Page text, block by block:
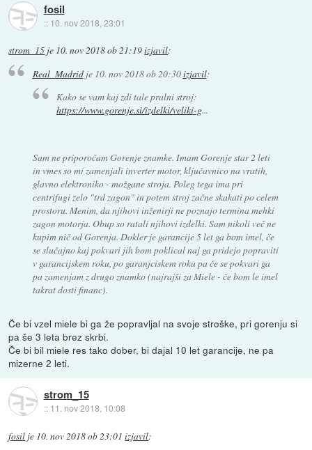
fosil
:: 10. nov 2018, 23:01
strom_15 je 10. nov 2018 ob 21:19izjavil:
Real_Madridje 10. nov 2018 ob 20:30izjavil:
Kako se vam kaj zdi tale pralni stroj:
https://www.gorenje.si/izdelki/veliki-g...
Sam ne priporočam Gorenje znamke. Imam Gorenje star 2 leti
in vmes so mi zamenjali inverter motor, ključavnico na vratih,
glavno elektroniko - možgane stroja. Poleg tega ima pri
centrifugi zelo "trd zagon" in potem stroj začne skakati po celem
prostoru. Menim, da njihovi inženirji ne poznajo termina mehki
zagon motorja. Obup so ratali njihovi izdelki. Sam nikoli več ne
kupim nič od Gorenja. Dokler je garancije 5 let ga bom imel, če
se slučajno kaj pokvari jih bom poklical naj ga pridejo popraviti
v garancijskem roku, po garanjciskem roku pa če se pokvari ga
pa zamenjam z drugo znamko (najrajši za Miele - če bom le imel
takrat dosti financ).
Če bi vzel miele bi ga že popravljal na svoje stroške, pri gorenju si
pa še 3 leta brez skrbi.
Če bi bil miele res tako dober, bi dajal 10 let garancije, ne pa
mizerne 2 leti.
strom_15
:: 11. nov 2018, 10:08
fosil je 10. nov 2018 ob 23:01 izjavil: